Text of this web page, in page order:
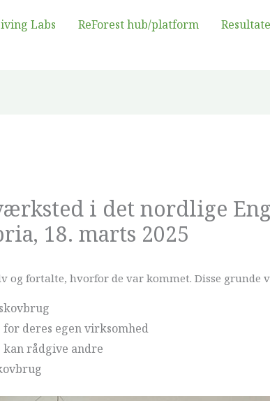
Labs ReForest hub/platform
i det nordlige
18. marts 2025
og fortalte, hvorfor de var kommet. Disse grunde
deres egen virksomhed
rådgive andre